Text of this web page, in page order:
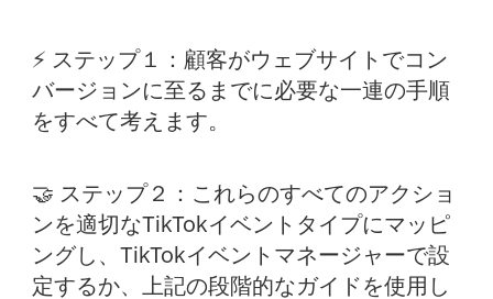
⚡ ステップ１：顧客がウェブサイトでコン
バージョンに至るまでに必要な一連の手順
をすべて考えます。
🤝 ステップ２：これらのすべてのアクショ
ンを適切なTikTokイベントタイプにマッピ
ングし、TikTokイベントマネージャーで設
定するか、上記の段階的なガイドを使用し